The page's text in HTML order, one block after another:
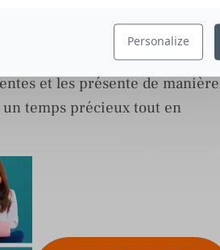
des informations ciblées,
Vous n’aurez plus à parcourir
qui vous intéressent. La
et les présente de manière
un temps précieux tout en
Personalize